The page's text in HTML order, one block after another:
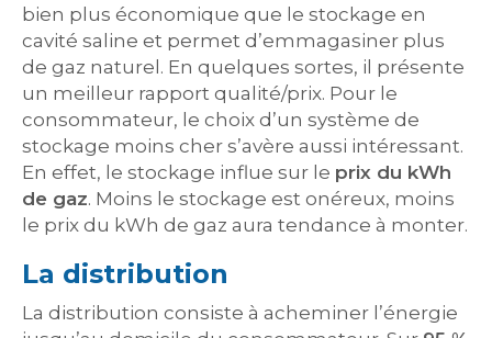
bien plus économique que le stockage en
cavité saline et permet d’emmagasiner plus
de gaz naturel. En quelques sortes, il présente
un meilleur rapport qualité/prix. Pour le
consommateur, le choix d’un système de
stockage moins cher s’avère aussi intéressant.
En effet, le stockage influe sur le prix du kWh
de gaz. Moins le stockage est onéreux, moins
le prix du kWh de gaz aura tendance à monter.
La distribution
La distribution consiste à acheminer l’énergie